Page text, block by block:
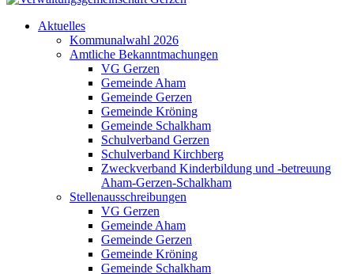
Aktuelles
Kommunalwahl 2026
Amtliche Bekanntmachungen
VG Gerzen
Gemeinde Aham
Gemeinde Gerzen
Gemeinde Kröning
Gemeinde Schalkham
Schulverband Gerzen
Schulverband Kirchberg
Zweckverband Kinderbildung und -betreuung
Aham-Gerzen-Schalkham
Stellenausschreibungen
VG Gerzen
Gemeinde Aham
Gemeinde Gerzen
Gemeinde Kröning
Gemeinde Schalkham